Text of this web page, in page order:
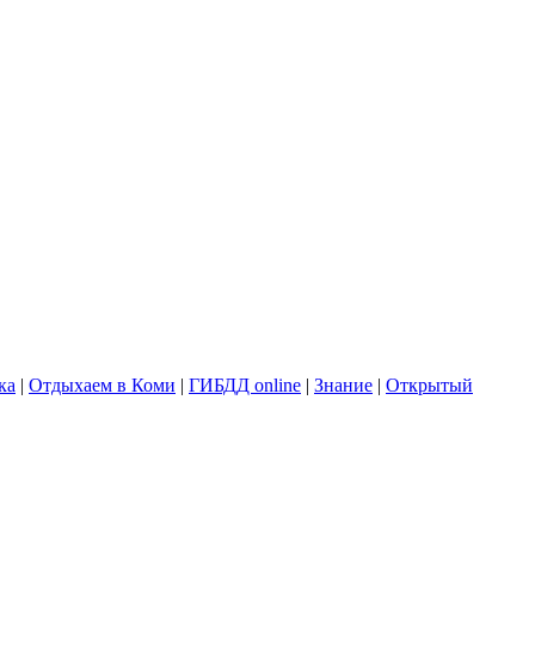
| Отдыхаем в Коми | ГИБДД online | Знание | Открытый